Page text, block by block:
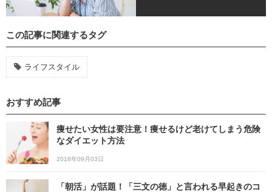
この記事に関連するタグ
ライフスタイル
おすすめ記事
痩せたい女性は要注意！痩せるけど老けてしまう危険
なダイエット方法
2018年09月03日
「朝活」が話題！「三文の徳」と言われる早起きのコ